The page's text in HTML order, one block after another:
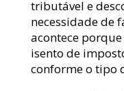
tributável e
necessidade de
acontece
isento de
conforme o tipo